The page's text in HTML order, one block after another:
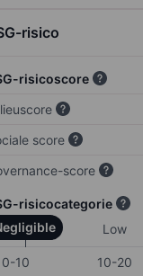
risico
risicoscore
score
score
risicocategorie
Low
0-10 10-20